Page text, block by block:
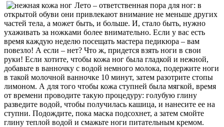
Лето – ответственная пора для ног: в
открытой обуви они привлекают внимание не меньше других
частей тела, а может быть, и больше. И, стало быть, нужно
ухаживать за ножками более внимательно. Если у вас есть
время каждую неделю посещать мастера педикюра – вам
повезло! А если – нет? Что ж, придется взять ноги в свои
руки! Если хотите, чтобы кожа ног была гладкой и нежной,
добавьте в ванночку с водой немного молока, подержите ноги
в такой молочной ванночке 10 минут, затем разотрите стопы
лимоном. А для того чтобы кожа ступней была мягкой, время
от времени проводите такую процедуру: голубую глину
разведите водой, чтобы получилась кашица, и нанесите ее на
ступни. Подождите, пока маска подсохнет, а затем смойте
глину теплой водой и смажьте ноги питательным кремом.